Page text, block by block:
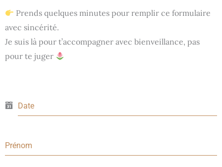
Prends quelques minutes pour remplir ce formulaire
avec sincérité.
Je suis là pour t’accompagner avec bienveillance, pas
pour te juger
Date
Prénom